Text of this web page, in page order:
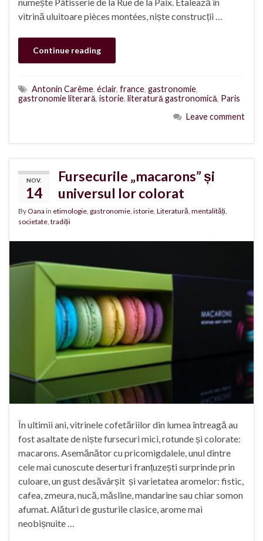
vitrină uluitoare pièces montées, niște construcții …
Continue reading
Antonin Carême, éclair, france, gastronomie,
gastronomie literară, istorie, literatură gastronomică, Paris
Leave comment
NOV.
14
Fursecurile „macarons” și
universul lor colorat
ByOana in etimologie gastronomie istorie Literatură mentalități
societate tradiții
În ultimii ani, vitrinele cofetăriilor din lumea întreagă au
fost asaltate de niște fursecuri mici, rotunde și colorate:
macarons. Asemănător cu pricomigdalele, unul dintre
cele mai cunoscute deserturi franțuzești surprinde prin
culoare, un gust desăvârșit și varietatea aromelor: fistic,
cafea, zmeura, nucă, măsline, mandarine sau chiar somon
afumat. Alături de gusturile clasice, arome mai
neobișnuite …